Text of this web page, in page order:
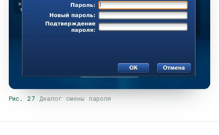
Рис. 27 Диалог смены пароля